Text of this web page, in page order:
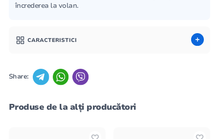
încrederea la volan.
CARACTERISTICI
Share:
Produse de la alți producători